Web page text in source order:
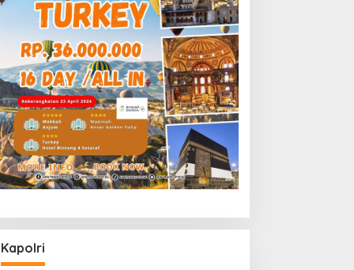
Kapolri